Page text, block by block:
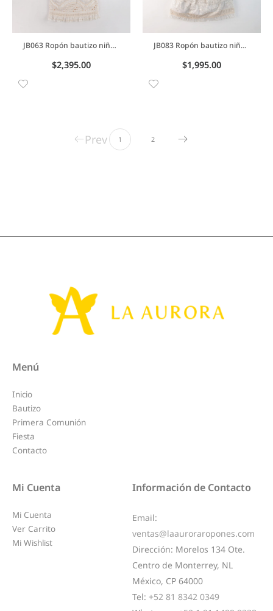
JB063 Ropón bautizo niña en charmin desmontable con peto cuadrado
$2,395.00
JB083 Ropón bautizo niña desmontable con detalle de tiras cuadros y acompañado de su diadema
$1,995.00
Prev 1 2
Menú
Inicio
Bautizo
Primera Comunión
Fiesta
Contacto
Mi Cuenta
Mi Cuenta
Ver Carrito
Mi Wishlist
Información de Contacto
Email:
ventas@laauroraropones.com
Dirección: Morelos 134 Ote.
Centro de Monterrey, NL
México, CP 64000
Tel: +52 81 8342 0349